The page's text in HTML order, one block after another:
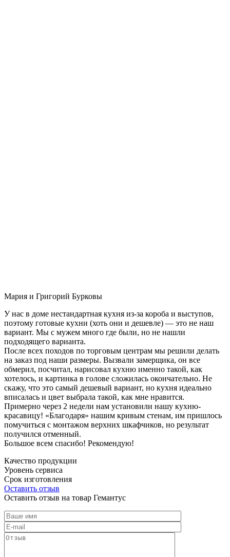
Мария и Григорий Бурковы
У нас в доме нестандартная кухня из-за короба и выступов,
поэтому готовые кухни (хоть они и дешевле) — это не наш
вариант. Мы с мужем много где были, но не нашли
подходящего варианта.
После всех походов по торговым центрам мы решили делать
на заказ под наши размеры. Вызвали замерщика, он все
обмерил, посчитал, нарисовал кухню именно такой, как
хотелось, и картинка в голове сложилась окончательно. Не
скажу, что это самый дешевый вариант, но кухня идеально
вписалась и цвет выбрала такой, как мне нравится.
Примерно через 2 недели нам установили нашу кухню-
красавицу! «Благодаря» нашим кривым стенам, им пришлось
помучиться с монтажом верхних шкафчиков, но результат
получился отменный.
Большое всем спасибо! Рекомендую!
Качество продукции
Уровень сервиса
Срок изготовления
Оставить отзыв
Оставить отзыв на товар Гемантус